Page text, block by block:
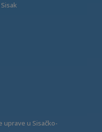
Sisak
uprave u Sisačko-